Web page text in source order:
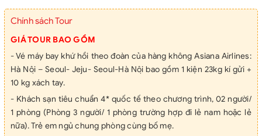
Chính sách Tour
GIÁ TOUR BAO GỒM
- Vé máy bay khứ hồi theo đoàn của hàng không Asiana Airlines:
Hà Nội – Seoul- Jeju- Seoul-Hà Nội bao gồm 1 kiện 23kg kí gửi +
10 kg xách tay.
- Khách sạn tiêu chuẩn 4* quốc tế theo chương trình, 02 người/
1 phòng (Phòng 3 người/ 1 phòng trường hợp đi lẻ nam hoặc lẻ
nữa). Trẻ em ngủ chung phòng cùng bố mẹ.